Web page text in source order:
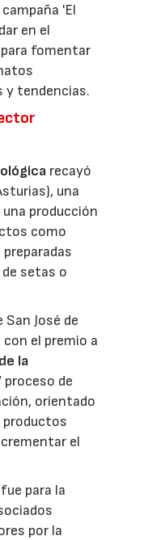
'El
en el
fomentar
y tendencias.
recayó
una
producción
como
setas o
José de
el premio a
la
proceso de
orientado
productos
el
fue para la
por la